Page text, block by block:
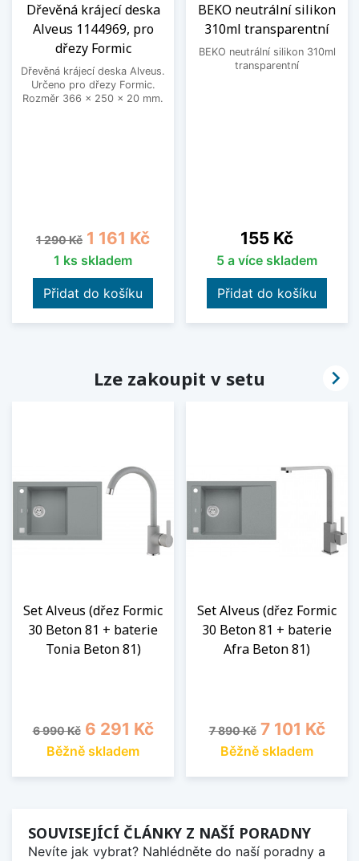
Dřevěná krájecí deska
Alveus 1144969, pro
dřezy Formic
Dřevěná krájecí deska Alveus.
Určeno pro dřezy Formic.
Rozměr 366 x 250 x 20 mm.
Běžná cena
1 290 Kč Cena
1 161 Kč
1 ks skladem
Přidat do košíku
BEKO neutrální silikon
310ml transparentní
BEKO neutrální silikon 310ml
transparentní
Cena
155 Kč
5 a více skladem
Přidat do košíku
Lze zakoupit v setu
Set Alveus (dřez Formic
30 Beton 81 + baterie
Tonia Beton 81)
Běžná cena
6 990 Kč Cena
6 291 Kč
Běžně skladem
Set Alveus (dřez Formic
30 Beton 81 + baterie
Afra Beton 81)
Běžná cena
7 890 Kč Cena
7 101 Kč
Běžně skladem

SOUVISEJÍCÍ ČLÁNKY Z NAŠÍ PORADNY
Nevíte jak vybrat? Nahlédněte do naší poradny a